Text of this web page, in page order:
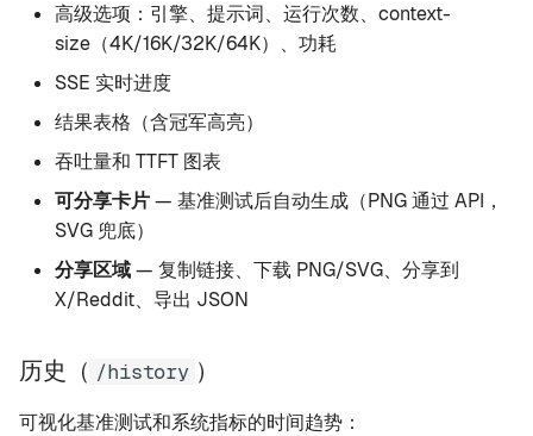
高级选项：引擎、提示词、运行次数、context-
size（4K/16K/32K/64K）、功耗
SSE 实时进度
结果表格（含冠军高亮）
吞吐量和 TTFT 图表
可分享卡片— 基准测试后自动生成（PNG 通过 API，
SVG 兜底）
分享区域— 复制链接、下载 PNG/SVG、分享到
X/Reddit、导出 JSON
历史（ /history ）
可视化基准测试和系统指标的时间趋势：